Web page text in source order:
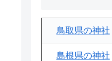
鳥取県の神社
島根県の神社